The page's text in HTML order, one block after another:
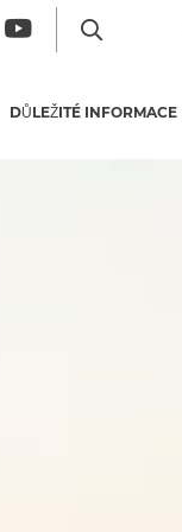
DŮLEŽITÉ INFORMACE